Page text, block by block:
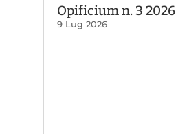
Opificium n. 3 2026
9 Lug 2026